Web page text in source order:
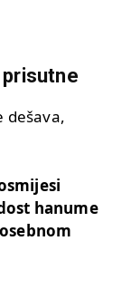
dešava,
hanume